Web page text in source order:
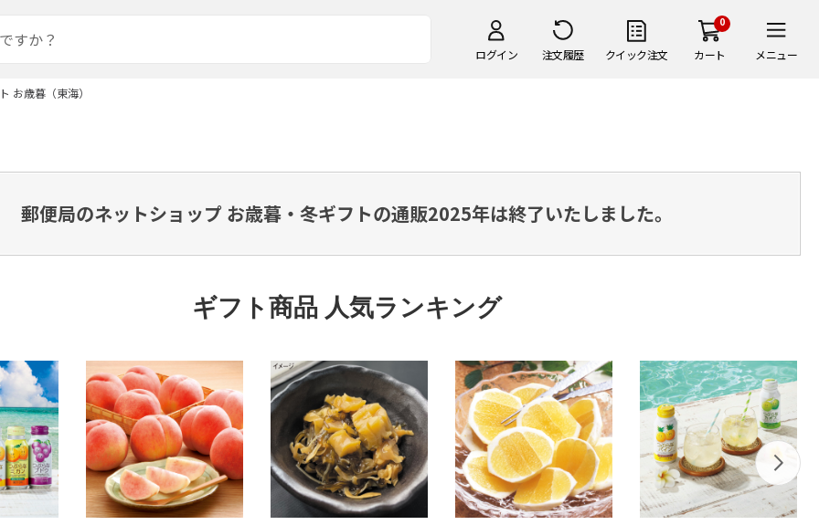
ログイン 注文履歴 クイック注文
0
カート メニュー
お歳暮（東海）
郵便局のネットショップ お歳暮・冬ギフトの通販2025年は終了いたしました。
ギフト商品 人気ランキング